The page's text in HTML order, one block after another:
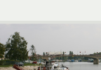
naar
de
inhoud
gaan